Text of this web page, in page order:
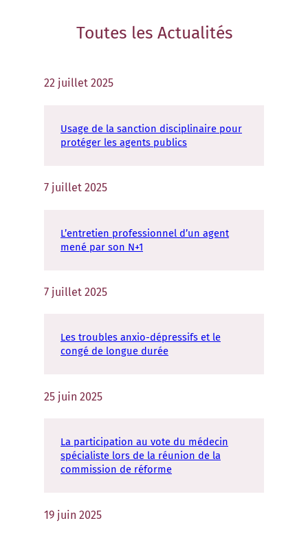
Toutes les Actualités
22 juillet 2025
Usage de la sanction disciplinaire pour
protéger les agents publics
7 juillet 2025
L’entretien professionnel d’un agent
mené par son N+1
7 juillet 2025
Les troubles anxio-dépressifs et le
congé de longue durée
25 juin 2025
La participation au vote du médecin
spécialiste lors de la réunion de la
commission de réforme
19 juin 2025